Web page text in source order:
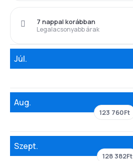
Legalacsonyabb árak
7 nappal korábban
Júl.
Aug.
123 760Ft
Szept.
128 382Ft